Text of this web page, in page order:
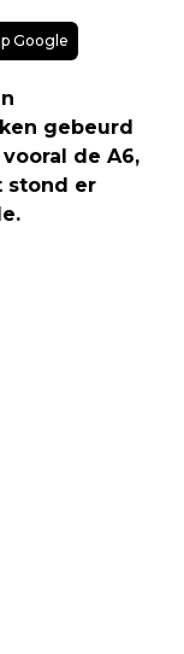
Google
gebeurd
de A6,
stond er